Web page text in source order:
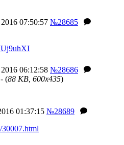
07:50:57 №28685
06:12:58 №28686
- (88 KB, 600x435)
01:37:15 №28689